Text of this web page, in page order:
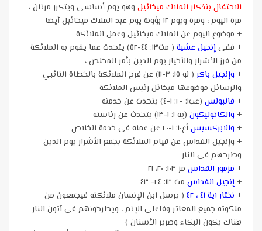
الاحتفال بتذكار الملاك ميخائيل وهو يوم أساسى ويتكرر مرتان ،
مرة اليوم ، ومرة ويوم ١٢ بؤونة يوم عيد الملاك ميخائيل أيضا
+ موضوع اليوم عن الملاك ميخائيل وعمل الملائكة
+ ففىإنجيل عشية
( مت١٣: ٤٤-٥٢) يتحدث عما يقوم به الملائكة
من فرز الأشرار والأخيار يوم الدين بأمر المخلص ،
+ وإنجيل باكر ( لو ١٥: ٣-١١) عن فرح الملائكة بالخطاة التائبي
والرسائل موضوعها ميخائل رئيس الملائكة
+ فالبولس (عب١: -٢: ١-٤) يتحدث عن خدمته
+ والكاثوليكون (يه ١: ١-١٣) يتحدث عن رئاسته
+ والابركسيسأع١٠: ١-٢٠ عن عمله فى خدمة الخلاص
+ وإنجيل القداس عن قيام الملائكة بجمع الأشرار يوم الدين
وطرحهم فى النار
+ مزمور القداس مز ١٠٣: ٢٠، ٢١
+ إنجيل القداس مت ١٣: ٢٤- ٤٣
+ نختار آية ٤١ ، ٤٢
( يرسل ابن الإنسان ملائكته فيجمعون من
ملكوته جميع المعاثر وفاعلى الإثم ، ويطرحونهم فى آتون النار
هناك يكون البكاء وصرير الأسنان )